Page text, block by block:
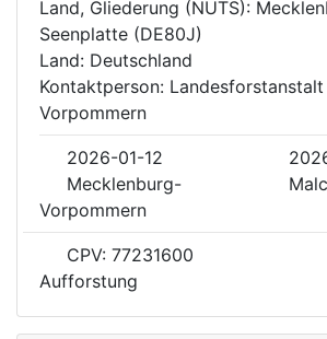
Land, Gliederung (NUTS):
Seenplatte (DE80J)
Land: Deutschland
Kontaktperson:
Vorpommern
2026-01-12
Mecklenburg-
Vorpommern
CPV: 77231600
Aufforstung